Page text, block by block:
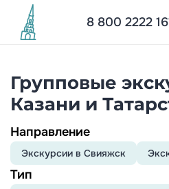
8 800 2222
Групповые
Казани и
Направление
Экскурсии в Свияжск
Тип